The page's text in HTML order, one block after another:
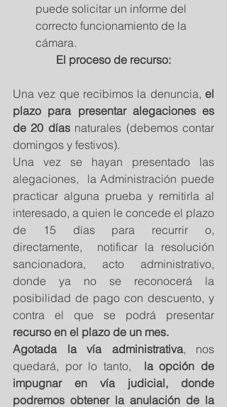
puede solicitar un informe del
correcto funcionamiento de la
cámara.
El proceso de recurso:
Una vez que recibimos la denuncia, el
plazo para presentar alegaciones es
de 20 días naturales (debemos contar
domingos y festivos).
Una vez se hayan presentado las
alegaciones,  la Administración puede
practicar alguna prueba y remitirla al
interesado, a quien le concede el plazo
de 15 días para recurrir o,
directamente,  notificar la resolución
sancionadora, acto administrativo,
donde ya no se reconocerá la
posibilidad de pago con descuento, y
recurso en el plazo de un mes.
Agotada la vía administrativa, nos
quedará, por lo tanto, la opción de
impugnar en vía judicial, donde
podremos obtener la anulación de la